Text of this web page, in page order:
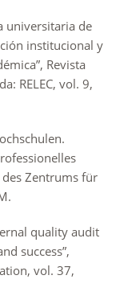
universitaria de
institucional y
Revista
RELEC, vol. 9,
des Zentrums für
quality audit
success”,
vol. 37,